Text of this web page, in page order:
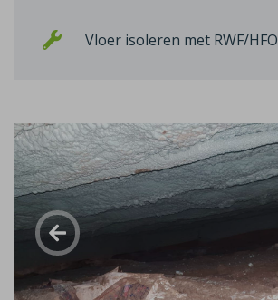
Vloer isoleren met RWF/HFO